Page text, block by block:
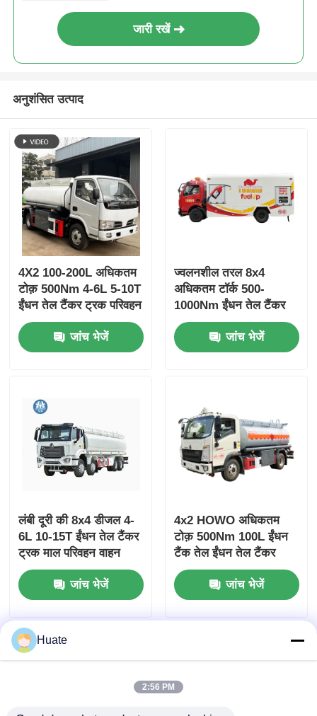
जारी रखें
अनुशंसित उत्पाद
4X2 100-200L अधिकतम
टोक़ 500Nm 4-6L 5-10T
ईंधन तेल टैंकर ट्रक परिवहन
वाहन
जांच भेजें
ज्वलनशील तरल 8x4
अधिकतम टॉर्क 500-
1000Nm ईंधन तेल टैंकर
ट्रक परिवहन वाहन
जांच भेजें
लंबी दूरी की 8x4 डीजल 4-
6L 10-15T ईंधन तेल टैंकर
ट्रक माल परिवहन वाहन
जांच भेजें
4x2 HOWO अधिकतम
टोक़ 500Nm 100L ईंधन
टैंक तेल ईंधन तेल टैंकर
ट्रक परिवहन वाहन
जांच भेजें
Huate
2:56 PM